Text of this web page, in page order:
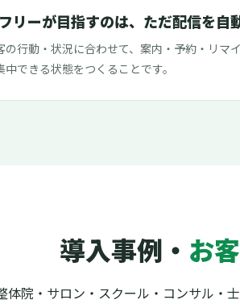
リーが目指すのは、ただ配信を自
の行動・状況に合わせて、案内・予約・リマ
できる状態をつくることです。
導入事例・ お
体院・サロン・スクール・コンサル・